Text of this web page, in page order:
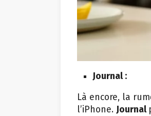
Journal :
Là encore, la
l’iPhone. Journal